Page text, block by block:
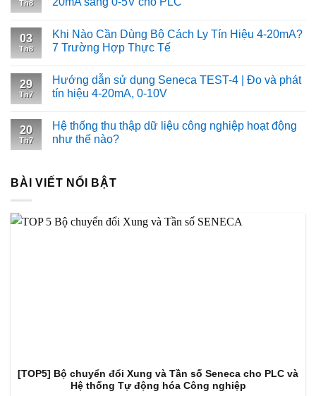
Th8
03
Th8
Khi Nào Cần Dùng Bộ Cách Ly Tín Hiệu 4-20mA?
7 Trường Hợp Thực Tế
29
Th7
Hướng dẫn sử dụng Seneca TEST-4 | Đo và phát
tín hiệu 4-20mA, 0-10V
20
Th7
Hệ thống thu thập dữ liệu công nghiệp hoạt động
như thế nào?
BÀI VIẾT NỔI BẬT
[TOP5] Bộ chuyển đổi Xung và Tần số Seneca cho PLC và
Hệ thống Tự động hóa Công nghiệp